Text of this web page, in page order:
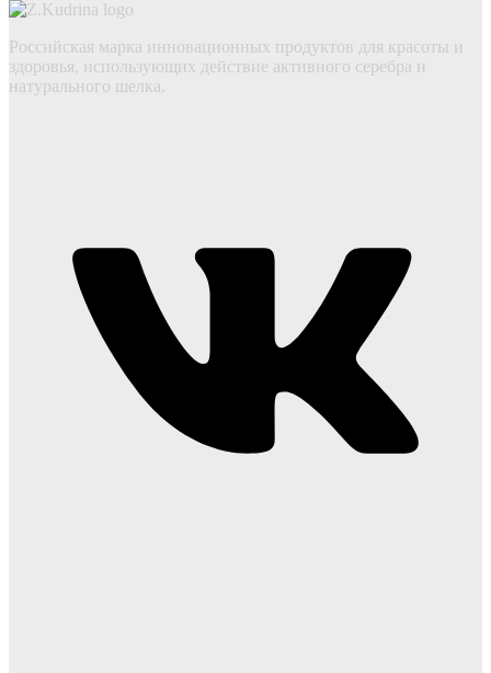
Российская марка инновационных продуктов для красоты и
здоровья, использующих действие активного серебра и
натурального шелка.